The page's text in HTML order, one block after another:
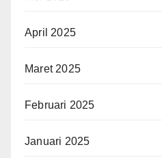
April 2025
Maret 2025
Februari 2025
Januari 2025